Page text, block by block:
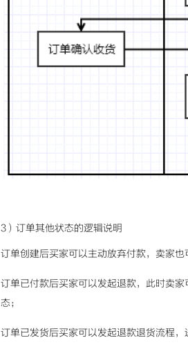
3）订单其他状态的逻辑说明
订单创建后买家可以主动放弃付款，卖家也
订单已付款后买家可以发起退款，此时卖
态；
订单已发货后买家可以发起退款退货流程，